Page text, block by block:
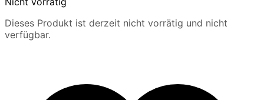
Dieses Produkt ist derzeit nicht vorrätig und nicht
verfügbar.